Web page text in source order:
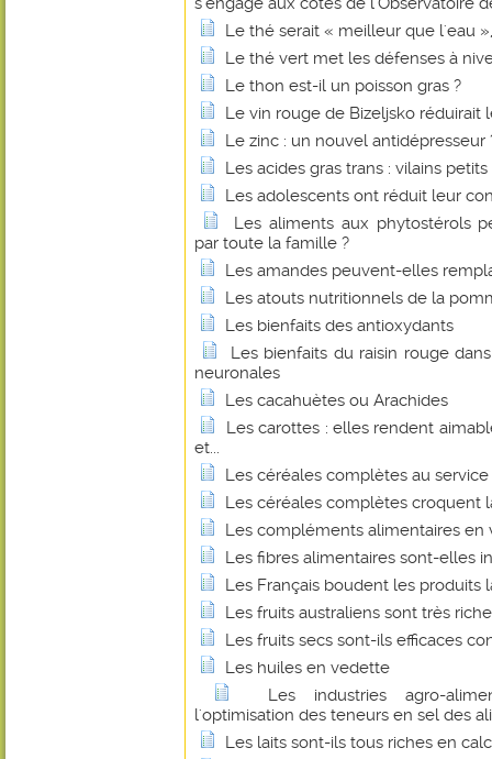
Le thé serait « meilleur que l'eau
Le thé vert met les défenses à
Le thon est-il un poisson gras ?
Le vin rouge de Bizeljsko réduirait
Le zinc : un nouvel antidépresseur
Les acides gras trans : vilains
Les adolescents ont réduit leur
Les aliments aux phytostérols
par toute la famille ?
Les amandes peuvent-elles
Les atouts nutritionnels de la
Les bienfaits des antioxydants
Les bienfaits du raisin rouge
neuronales
Les cacahuètes ou Arachides
Les carottes : elles rendent
et...
Les céréales complètes au
Les céréales complètes croquent
Les compléments alimentaires en
Les fibres alimentaires sont-elles
Les Français boudent les produits
Les fruits australiens sont très
Les fruits secs sont-ils efficaces
Les huiles en vedette
Les industries agro-
l'optimisation des teneurs en sel des
Les laits sont-ils tous riches en